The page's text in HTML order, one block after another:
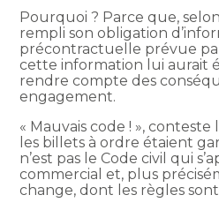
Pourquoi ? Parce que,
rempli son obligation
précontractuelle prévue
cette information lui aurait
rendre compte des
engagement.
« Mauvais code ! »,
les billets à ordre étaient
n’est pas le Code civil qui
commercial et, plus
change, dont les règles